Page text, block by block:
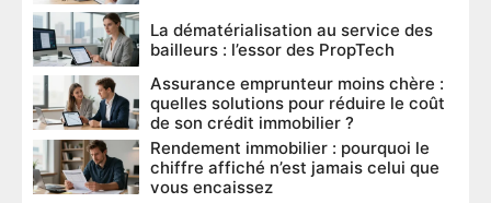
La dématérialisation au service des
bailleurs : l’essor des PropTech
Assurance emprunteur moins chère :
quelles solutions pour réduire le coût
de son crédit immobilier ?
Rendement immobilier : pourquoi le
chiffre affiché n’est jamais celui que
vous encaissez